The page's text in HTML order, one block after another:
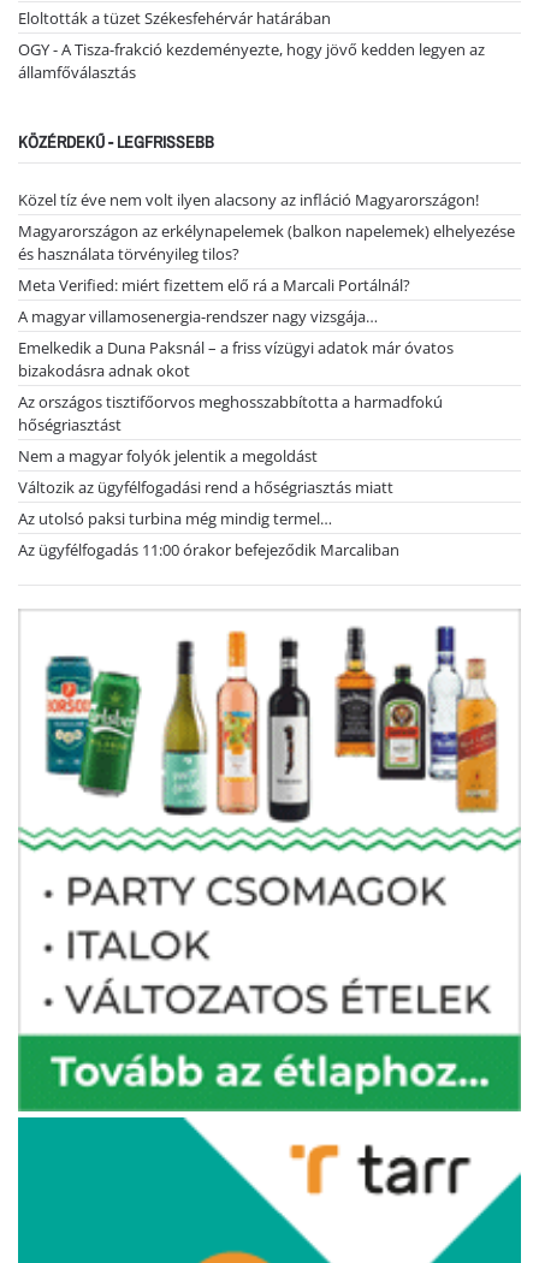
Eloltották a tüzet Székesfehérvár határában
OGY - A Tisza-frakció kezdeményezte, hogy jövő kedden legyen az
államfőválasztás
KÖZÉRDEKŰ - LEGFRISSEBB
Közel tíz éve nem volt ilyen alacsony az infláció Magyarországon!
Magyarországon az erkélynapelemek (balkon napelemek) elhelyezése
és használata törvényileg tilos?
Meta Verified: miért fizettem elő rá a Marcali Portálnál?
A magyar villamosenergia-rendszer nagy vizsgája…
Emelkedik a Duna Paksnál – a friss vízügyi adatok már óvatos
bizakodásra adnak okot
Az országos tisztifőorvos meghosszabbította a harmadfokú
hőségriasztást
Nem a magyar folyók jelentik a megoldást
Változik az ügyfélfogadási rend a hőségriasztás miatt
Az utolsó paksi turbina még mindig termel…
Az ügyfélfogadás 11:00 órakor befejeződik Marcaliban